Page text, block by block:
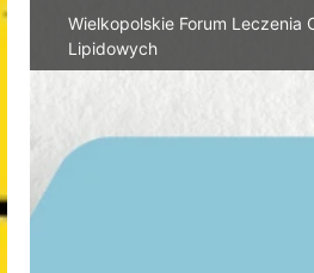
Wielkopolskie Forum Leczenia
Lipidowych